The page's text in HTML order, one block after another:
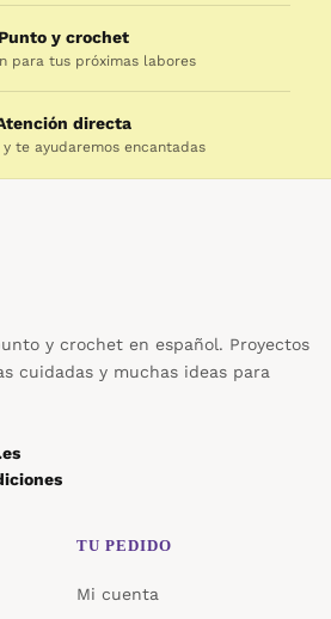
Punto y crochet
para tus próximas labores
directa
y te ayudaremos encantadas
y crochet en español. Proyectos
cuidadas y muchas ideas para
TU PEDIDO
Mi cuenta